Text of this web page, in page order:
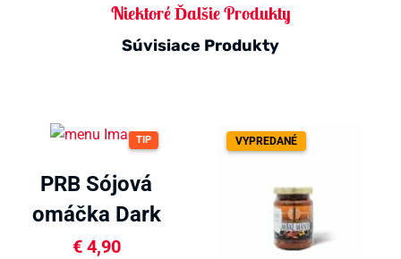
Niektoré Ďalšie Produkty
Súvisiace Produkty
TIP
PRB Sójová
omáčka Dark
500ml
€4,90
VYPREDANÉ